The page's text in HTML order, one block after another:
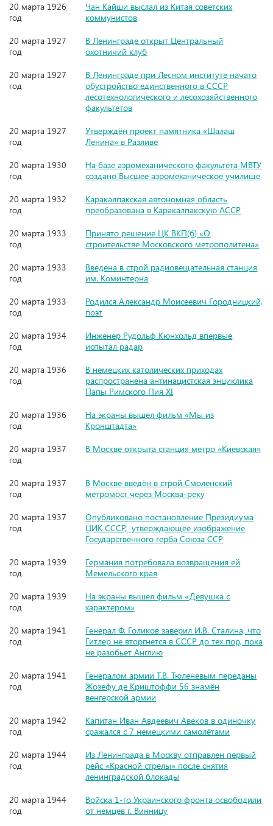
20 марта 1926
год
Чан Кайши выслал из Китая советских
коммунистов
20 марта 1927
год
В Ленинграде открыт Центральный
охотничий клуб
20 марта 1927
год
В Ленинграде при Лесном институте начато
обустройство единственного в СССР
лесотехнологического и лесохозяйственного
факультетов
20 марта 1927
год
Утверждён проект памятника «Шалаш
Ленина» в Разливе
20 марта 1930
год
На базе аэромеханического факультета МВТУ
создано Высшее аэромеханическое училище
20 марта 1932
год
Каракалпакская автономная область
преобразована в Каракалпакскую АССР
20 марта 1933
год
Принято решение ЦК ВКП(б) «О
строительстве Московского метрополитена»
20 марта 1933
год
Введена в строй радиовещательная станция
им. Коминтерна
20 марта 1933
год
Родился Александр Моисеевич Городницкий,
поэт
20 марта 1934
год
Инженер Рудольф Кюнхольд впервые
испытал радар
20 марта 1936
год
В немецких католических приходах
распространена антинацистская энциклика
Папы Римского Пия XI
20 марта 1936
год
На экраны вышел фильм «Мы из
Кронштадта»
20 марта 1937
год
В Москве открыта станция метро «Киевская»
20 марта 1937
год
В Москве введён в строй Смоленский
метромост через Москва-реку
20 марта 1937
год
Опубликовано постановление Президиума
ЦИК СССР, утверждающее изображение
Государственного герба Союза ССР
20 марта 1939
год
Германия потребовала возвращения ей
Мемельского края
20 марта 1939
год
На экраны вышел фильм «Девушка с
характером»
20 марта 1941
год
Генерал Ф. Голиков заверил И.В. Сталина, что
Гитлер не вторгнется в СССР до тех пор, пока
не разобьет Англию
20 марта 1941
год
Генералом армии Т.В. Тюленевым переданы
Жозефу де Криштоффи 56 знамён
венгерской армии
20 марта 1942
год
Капитан Иван Авдеевич Авеков в одиночку
сражался с 7 немецкими самолётами
20 марта 1944
год
Из Ленинграда в Москву отправлен первый
рейс «Красной стрелы» после снятия
ленинградской блокады
20 марта 1944
год
Войска 1-го Украинского фронта освободили
от немцев г. Винницу